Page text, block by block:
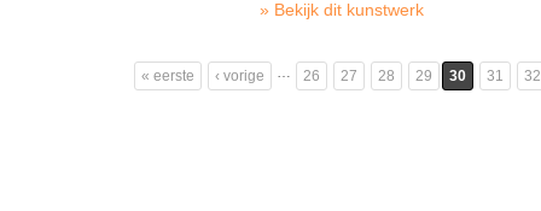
Bekijk dit kunstwerk
« eerste ‹ vorige … 26 27 28 29 30 31 32